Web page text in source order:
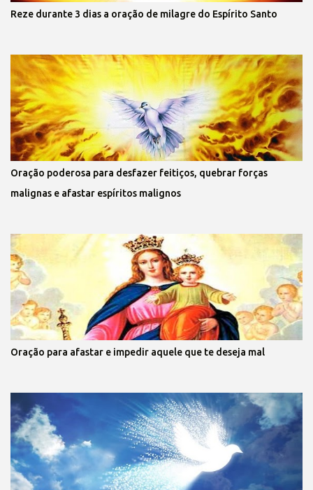
Reze durante 3 dias a oração de milagre do Espírito Santo
Oração poderosa para desfazer feitiços, quebrar forças
malignas e afastar espíritos malignos
Oração para afastar e impedir aquele que te deseja mal